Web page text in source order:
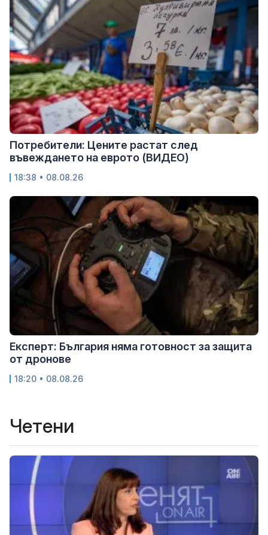
Потребители: Цените растат след
въвеждането на еврото (ВИДЕО)
18:38 • 08.08.26
Експерт: България няма готовност за защита
от дронове
18:20 • 08.08.26
Четени